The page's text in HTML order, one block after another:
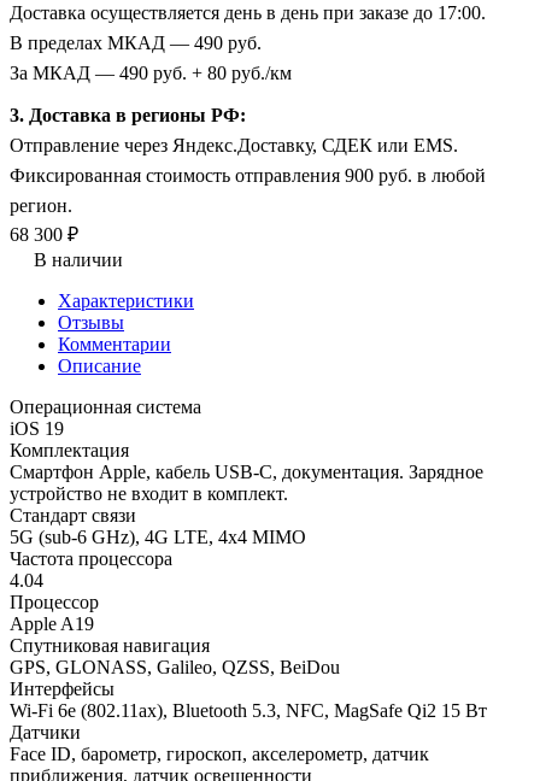
Доставка осуществляется день в день при заказе до 17:00.
В пределах МКАД — 490 руб.
За МКАД — 490 руб. + 80 руб./км
3. Доставка в регионы РФ:
Отправление через Яндекс.Доставку, СДЕК или EMS.
Фиксированная стоимость отправления 900 руб. в любой
регион.
68 300 ₽
В наличии
Характеристики
Отзывы
Комментарии
Описание
Операционная система
iOS 19
Комплектация
Смартфон Apple, кабель USB-C, документация. Зарядное
устройство не входит в комплект.
Стандарт связи
5G (sub-6 GHz), 4G LTE, 4x4 MIMO
Частота процессора
4.04
Процессор
Apple A19
Спутниковая навигация
GPS, GLONASS, Galileo, QZSS, BeiDou
Интерфейсы
Wi-Fi 6e (802.11ax), Bluetooth 5.3, NFC, MagSafe Qi2 15 Вт
Датчики
Face ID, барометр, гироскоп, акселерометр, датчик
приближения, датчик освещенности